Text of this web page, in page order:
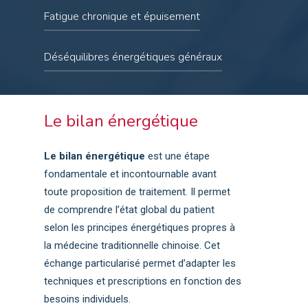
Dysenterie bacillaire aiguë (et chronique)
Diarrhées
Maladie de Ménière
Vessie neurologique
Enurésie
Névralgie intercostale
Épicondylite
Lombalgies
Arthrose
Spondylarthrite
Mal de dos
Tendinite
Capsulite
Leucorrhée
Enurésie
Stress chronique, anxiété, nervosité,
irritabilité, angoisse, frayeur,
États dépressifs légers à modérés,
Fatigue chronique et épuisement
Manque d’énergie
Burn Out
Déséquilibres énergétiques généraux
Sensation de « ne pas être bien dans son
corps »
Besoin de rééquilibrage après un choc
Le bilan énergétique
Le bilan énergétiqueest une étape
fondamentale et incontournable avant
toute proposition de traitement. Il permet
de comprendre l’état global du patient
selon les principes énergétiques propres à
la médecine traditionnelle chinoise. Cet
échange particularisé permet d’adapter les
techniques et prescriptions en fonction des
besoins individuels.